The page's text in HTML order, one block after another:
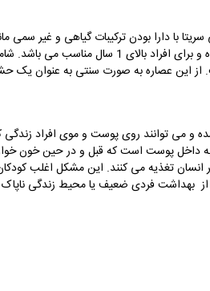
سریتا با دارا بودن ترکیبات گیاهی و غیر
مکانیزم‌های کارآمد، باعث نابودی شپش و
از این عصاره به صورت سنتی به عنوان یک
می توانند روی پوست و موی افراد
داخل پوست است که قبل و در حین خون
می کنند. این مشکل اغلب کودکان
از بهداشت فردی ضعیف یا محیط زندگی